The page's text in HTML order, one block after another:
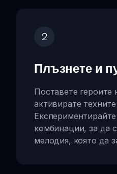
2
Плъзнете и
Поставете героите
активирате
комбинации, за да
мелодия, която да